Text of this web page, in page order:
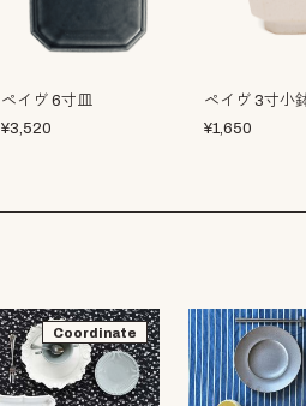
ペイヴ 6寸皿
¥3,520
ペイヴ 3寸小
¥1,650
Coordinate